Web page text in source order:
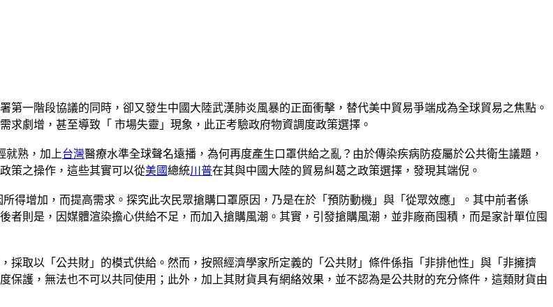
一階段協議的同時，卻又發生中國大陸武漢肺炎風暴的正面衝擊，替代美中貿易爭端成為全球貿易之焦點。
劇增，甚至導致「 市場失靈」現象，此正考驗政府物資調度政策選擇。
就熟，加上台灣醫療水準全球聲名遠播，為何再度產生口罩供給之亂？由於傳染疾病防疫屬於公共衛生議題，
策之操作，這些其實可以從美國總統川普在其與中國大陸的貿易糾葛之政策選擇，發現其端倪。
得增加，而提高需求。探究此次民眾搶購口罩原因，乃是在於「預防動機」與「從眾效應」。其中前者係
則是，因媒體渲染擔心供給不足，而加入搶購風潮。其實，引發搶購風潮，並非廠商囤積，而是家計單位囤
取以「公共財」的模式供給。然而，按照經濟學家所定義的「公共財」條件係指「非排他性」與「非擁擠
護，無法也不可以共同使用；此外，加上其財貨具有網絡效果，並不認為是公共財的充分條件，這類財貨由